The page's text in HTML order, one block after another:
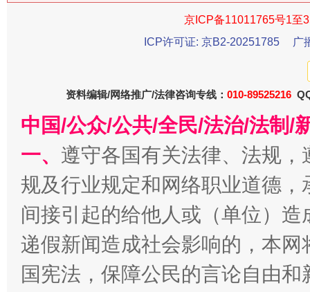
在谋一域中谋全局
今
京ICP备11011765号1至
ICP许可证: 京B2-20251785
广
资料编辑/网络推广/法律咨询专线： 010-89525216
中国/公众/公共/全民/法治/法制/
一、 遵守各国有关法律、法规
规及行业规定和网络职业道德
间接引起的给他人或（单位）
递假新闻造成社会影响的，本
国宪法，保障公民的言论自由